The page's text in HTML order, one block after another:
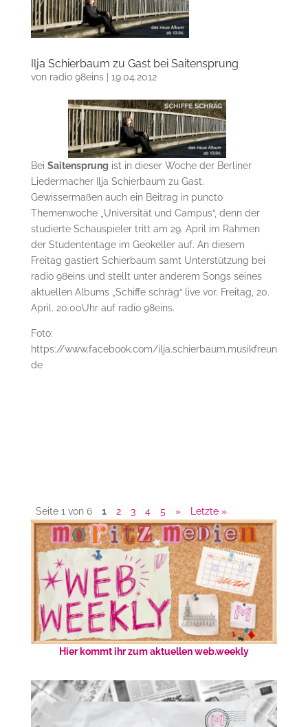
Ilja Schierbaum zu Gast bei Saitensprung
von radio 98eins| 19.04.2012
Bei Saitensprung ist in dieser Woche der Berliner
Liedermacher Ilja Schierbaum zu Gast.
Gewissermaßen auch ein Beitrag in puncto
Themenwoche „Universität und Campus“, denn der
studierte Schauspieler tritt am 29. April im Rahmen
der Studententage im Geokeller auf. An diesem
Freitag gastiert Schierbaum samt Unterstützung bei
radio 98eins und stellt unter anderem Songs seines
aktuellen Albums „Schiffe schräg“ live vor. Freitag, 20.
April. 20.00Uhr auf radio 98eins.
Foto:
https://www.facebook.com/ilja.schierbaum.musikfreun
de
Seite 1 von 6 1 2 3 4 5 » Letzte »
Hier kommt ihr zum aktuellen web.weekly